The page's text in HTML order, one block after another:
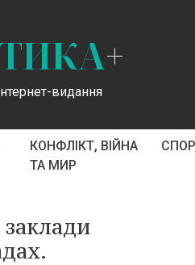
+
видання
КОНФЛІКТ, ВІЙНА
ТА МИР